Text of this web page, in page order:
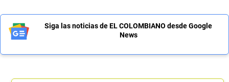
Siga las noticias de EL COLOMBIANO desde Google
News